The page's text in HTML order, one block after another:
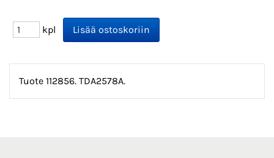
kpl
Tuote 112856. TDA2578A.